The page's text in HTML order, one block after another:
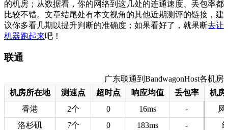
的机房；从数据看，你的网络到这几处的连通速度、丢包率都
比较不错。文章结尾处有本文视角的其他近期测评的链接，建
议你多看几期以提升判断的准确度；如果看好了，就果断去让
机器跑起来吧！
联通
广东联通到BandwagonHost各机房
机房所在地
测速点 超时点 响应均值 丢包率
机房
香港
2个 0 16ms -
洛杉矶
7个 0 183ms -